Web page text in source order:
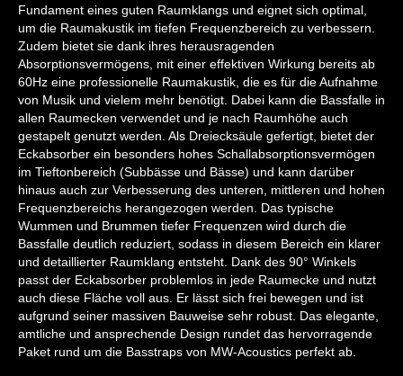
Fundament eines guten Raumklangs und eignet sich optimal,
um die Raumakustik im tiefen Frequenzbereich zu verbessern.
Zudem bietet sie dank ihres herausragenden
Absorptionsvermögens, mit einer effektiven Wirkung bereits ab
60Hz eine professionelle Raumakustik, die es für die Aufnahme
von Musik und vielem mehr benötigt. Dabei kann die Bassfalle in
allen Raumecken verwendet und je nach Raumhöhe auch
gestapelt genutzt werden. Als Dreiecksäule gefertigt, bietet der
Eckabsorber ein besonders hohes Schallabsorptionsvermögen
im Tieftonbereich (Subbässe und Bässe) und kann darüber
hinaus auch zur Verbesserung des unteren, mittleren und hohen
Frequenzbereichs herangezogen werden. Das typische
Wummen und Brummen tiefer Frequenzen wird durch die
Bassfalle deutlich reduziert, sodass in diesem Bereich ein klarer
und detaillierter Raumklang entsteht. Dank des 90° Winkels
passt der Eckabsorber problemlos in jede Raumecke und nutzt
auch diese Fläche voll aus. Er lässt sich frei bewegen und ist
aufgrund seiner massiven Bauweise sehr robust. Das elegante,
amtliche und ansprechende Design rundet das hervorragende
Paket rund um die Basstraps von MW-Acoustics perfekt ab.